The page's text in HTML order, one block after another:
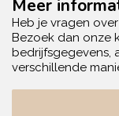
Meer
Heb je vragen
Bezoek dan onze
bedrijfsgegevens,
verschillende